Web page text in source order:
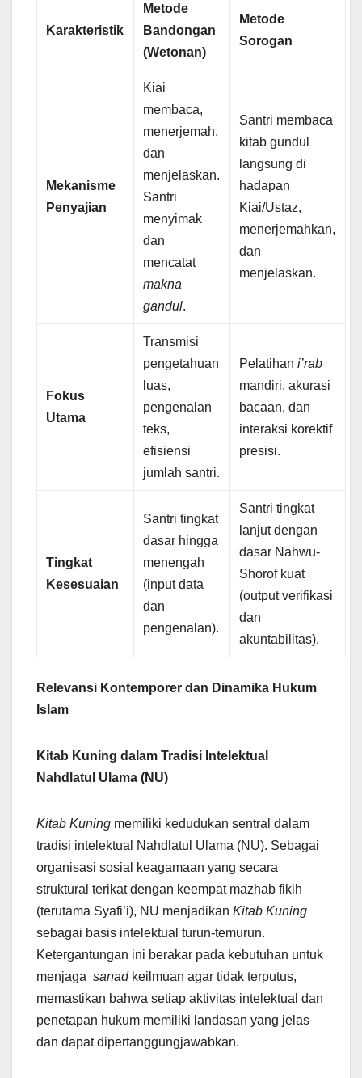
Karakteristik
Metode
Bandongan
(Wetonan)
Metode
Sorogan
Mekanisme
Penyajian
Kiai
membaca,
menerjemah,
dan
menjelaskan.
Santri
menyimak
dan
mencatat
makna
gandul.
Santri membaca
kitab gundul
langsung di
hadapan
Kiai/Ustaz,
menerjemahkan,
dan
menjelaskan.
Fokus
Utama
Transmisi
pengetahuan
luas,
pengenalan
teks,
efisiensi
jumlah santri.
Pelatihani’rab
mandiri, akurasi
bacaan, dan
interaksi korektif
presisi.
Tingkat
Kesesuaian
Santri tingkat
dasar hingga
menengah
(input data
dan
pengenalan).
Santri tingkat
lanjut dengan
dasar Nahwu-
Shorof kuat
(output verifikasi
dan
akuntabilitas).
Relevansi Kontemporer dan Dinamika Hukum
Islam
Kitab Kuning dalam Tradisi Intelektual
Nahdlatul Ulama (NU)
Kitab Kuning memiliki kedudukan sentral dalam
tradisi intelektual Nahdlatul Ulama (NU). Sebagai
organisasi sosial keagamaan yang secara
struktural terikat dengan keempat mazhab fikih
(terutama Syafi’i), NU menjadikan Kitab Kuning
sebagai basis intelektual turun-temurun.
Ketergantungan ini berakar pada kebutuhan untuk
menjaga sanadkeilmuan agar tidak terputus,
memastikan bahwa setiap aktivitas intelektual dan
penetapan hukum memiliki landasan yang jelas
dan dapat dipertanggungjawabkan.